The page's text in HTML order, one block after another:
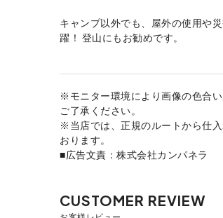
キャンプ以外でも、屋外の使用や
躍！ 登山にもお勧めです。
※モニター環境により画像の色合
ご了承ください。
※当店では、正規のルートから仕
おります。
■広告文責：株式会社カンパネラ